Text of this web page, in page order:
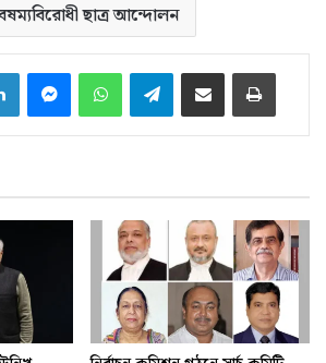
ছাত্র আন্দোলন
LinkedInMessengerWhatsAppTelegramইমেইলে শেয়ার করুন প্রিন্ট